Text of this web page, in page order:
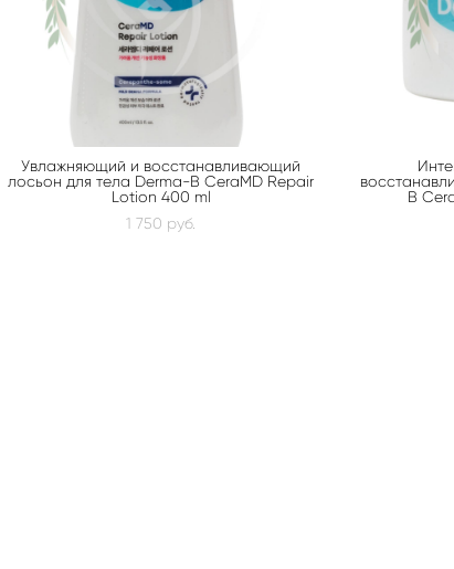
Увлажняющий и восстанавливающий
лосьон для тела Derma-B CeraMD Repair
Lotion 400 ml
1 750 pуб.
B